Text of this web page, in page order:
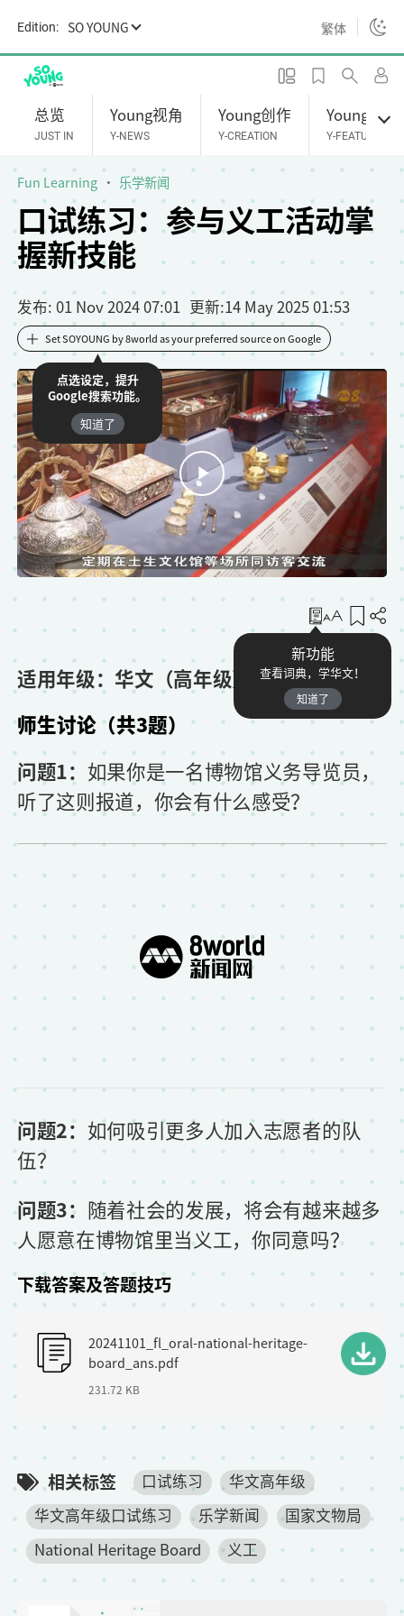
i
Edition: SO YOUNG 繁体
总览
JUST IN
Young视角
Y-NEWS
Young创作
Y-CREATION
Young专题
Y-FEATURES
口试练习：参与义工活动掌
握新技能
Fun Learning 乐学新闻
发布: 01 Nov 2024 07:01 更新:14 May 2025 01:53
Set SOYOUNG by 8world as your preferred source on Google
点选设定，提升
Google搜索功能。
知道了
新功能
查看词典，学华文！
知道了
收藏
适用年级：华文（高年级）
师生讨论（共3题）
问题1： 如果你是一名博物馆义务导览员，
听了这则报道，你会有什么感受？
问题2： 如何吸引更多人加入志愿者的队
伍？
问题3： 随着社会的发展，将会有越来越多
人愿意在博物馆里当义工，你同意吗？
下载答案及答题技巧
20241101_fl_oral-national-heritage-
board_ans.pdf
231.72 KB
相关标签 口试练习
华文高年级
华文高年级口试练习
乐学新闻
国家文物局
National Heritage Board
义工